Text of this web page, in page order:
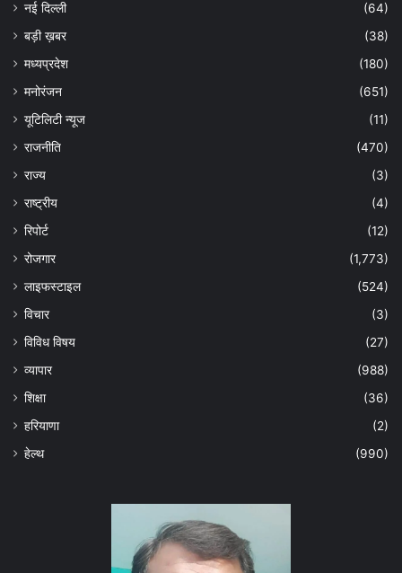
नई दिल्ली
(64)
बड़ी ख़बर
(38)
मध्यप्रदेश
(180)
मनोरंजन
(651)
यूटिलिटी न्यूज
(11)
राजनीति
(470)
राज्य
(3)
राष्ट्रीय
(4)
रिपोर्ट
(12)
रोजगार
(1,773)
लाइफस्टाइल
(524)
विचार
(3)
विविध विषय
(27)
व्यापार
(988)
शिक्षा
(36)
हरियाणा
(2)
हेल्‍थ
(990)